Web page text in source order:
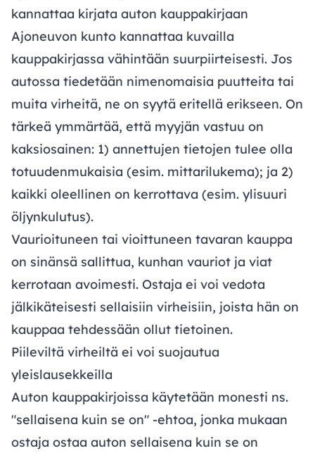
kannattaa kirjata auton kauppakirjaan
Ajoneuvon kunto kannattaa kuvailla
kauppakirjassa vähintään suurpiirteisesti. Jos
autossa tiedetään nimenomaisia puutteita tai
muita virheitä, ne on syytä eritellä erikseen. On
tärkeä ymmärtää, että myyjän vastuu on
kaksiosainen: 1) annettujen tietojen tulee olla
totuudenmukaisia (esim. mittarilukema); ja 2)
kaikki oleellinen on kerrottava (esim. ylisuuri
öljynkulutus).
Vaurioituneen tai vioittuneen tavaran kauppa
on sinänsä sallittua, kunhan vauriot ja viat
kerrotaan avoimesti. Ostaja ei voi vedota
jälkikäteisesti sellaisiin virheisiin, joista hän on
kauppaa tehdessään ollut tietoinen.
Piileviltä virheiltä ei voi suojautua
yleislausekkeilla
Auton kauppakirjoissa käytetään monesti ns.
"sellaisena kuin se on" -ehtoa, jonka mukaan
ostaja ostaa auton sellaisena kuin se on